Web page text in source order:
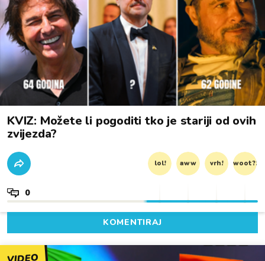
KVIZ: Možete li pogoditi tko je stariji od ovih
zvijezda?
lol! aww vrh! woot?!
0
KOMENTIRAJ